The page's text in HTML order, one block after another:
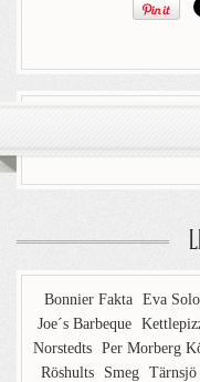
Bonnier Fakta Eva Solo
Joe´s Barbeque
Norstedts Per Morberg
Röshults
Smeg